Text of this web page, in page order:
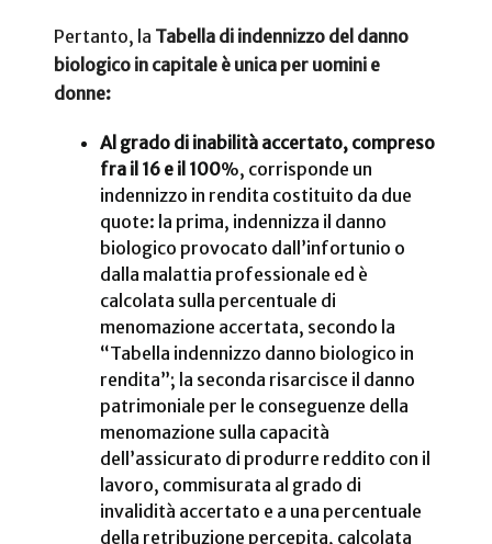
Pertanto, la Tabella di indennizzo del danno
biologico in capitale è unica per uomini e
donne:
Al grado di inabilità accertato, compreso
fra il 16 e il 100%, corrisponde un
indennizzo in rendita costituito da due
quote: la prima, indennizza il danno
biologico provocato dall’infortunio o
dalla malattia professionale ed è
calcolata sulla percentuale di
menomazione accertata, secondo la
“Tabella indennizzo danno biologico in
rendita”; la seconda risarcisce il danno
patrimoniale per le conseguenze della
menomazione sulla capacità
dell’assicurato di produrre reddito con il
lavoro, commisurata al grado di
invalidità accertato e a una percentuale
della retribuzione percepita, calcolata